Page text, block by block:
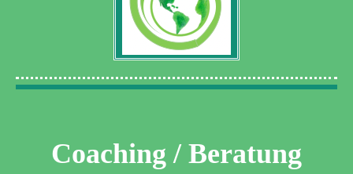
Coaching / Beratung